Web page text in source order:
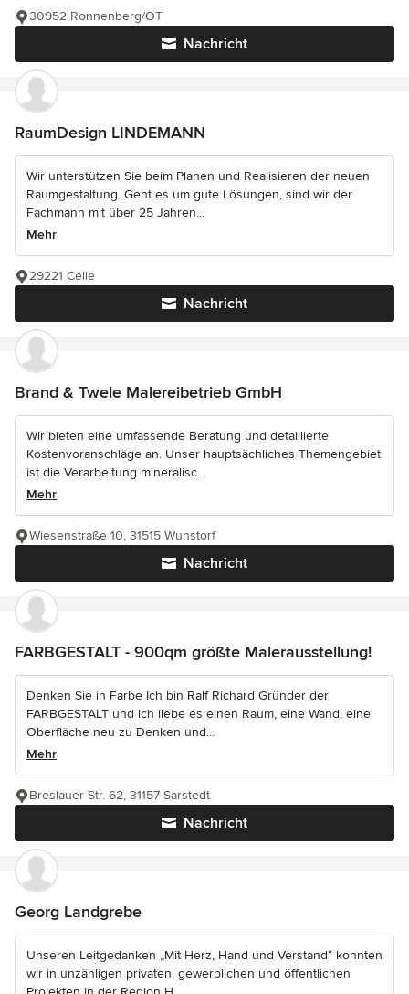
Nachricht
30952 Ronnenberg/OT
RaumDesign LINDEMANN
Wir unterstützen Sie beim Planen und Realisieren der neuen
Raumgestaltung. Geht es um gute Lösungen, sind wir der
Fachmann mit über 25 Jahren...
Mehr
Nachricht
29221 Celle
Brand & Twele Malereibetrieb GmbH
Wir bieten eine umfassende Beratung und detaillierte
Kostenvoranschläge an. Unser hauptsächliches Themengebiet
ist die Verarbeitung mineralisc...
Mehr
Nachricht
Wiesenstraße 10, 31515 Wunstorf
FARBGESTALT - 900qm größte Malerausstellung!
Denken Sie in Farbe Ich bin Ralf Richard Gründer der
FARBGESTALT und ich liebe es einen Raum, eine Wand, eine
Oberfläche neu zu Denken und...
Mehr
Nachricht
Breslauer Str. 62, 31157 Sarstedt
Georg Landgrebe
Unseren Leitgedanken „Mit Herz, Hand und Verstand“ konnten
wir in unzähligen privaten, gewerblichen und öffentlichen